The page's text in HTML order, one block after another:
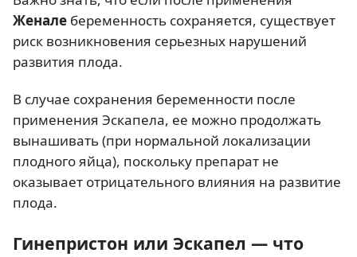
Женале беременность сохраняется, существует
риск возникновения серьезных нарушений
развития плода.
В случае сохранения беременности после
применения Эскапела, ее можно продолжать
вынашивать (при нормальной локализации
плодного яйца), поскольку препарат не
оказывает отрицательного влияния на развитие
плода.
Гинепристон или Эскапел — что